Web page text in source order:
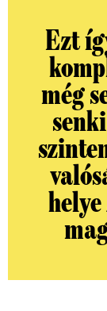
Ezt
még